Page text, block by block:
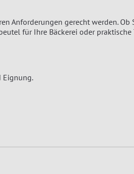
Anforderungen gerecht werden. Ob
für Ihre Bäckerei oder praktische
Eignung.